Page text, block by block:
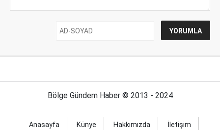
Bölge Gündem Haber © 2013 - 2024
Anasayfa Künye Hakkımızda
İletişim